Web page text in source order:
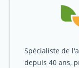
Spécialiste de
depuis 40 ans,